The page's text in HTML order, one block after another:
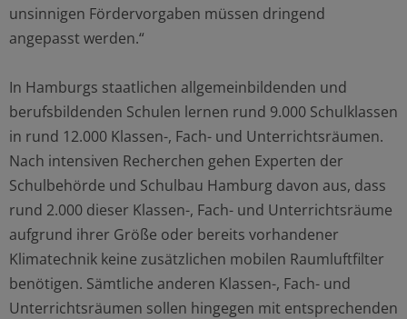
unsinnigen Fördervorgaben müssen dringend
angepasst werden.“
In Hamburgs staatlichen allgemeinbildenden und
berufsbildenden Schulen lernen rund 9.000 Schulklassen
in rund 12.000 Klassen-, Fach- und Unterrichtsräumen.
Nach intensiven Recherchen gehen Experten der
Schulbehörde und Schulbau Hamburg davon aus, dass
rund 2.000 dieser Klassen-, Fach- und Unterrichtsräume
aufgrund ihrer Größe oder bereits vorhandener
Klimatechnik keine zusätzlichen mobilen Raumluftfilter
benötigen. Sämtliche anderen Klassen-, Fach- und
Unterrichtsräumen sollen hingegen mit entsprechenden